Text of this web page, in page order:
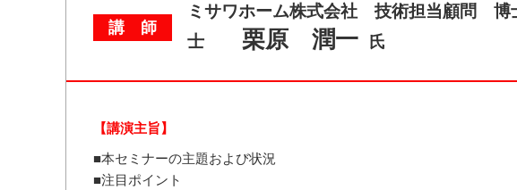
講 師
ミサワホーム株式会社 技術担当顧問
士
栗原 潤一 氏
【講演主旨】
■本セミナーの主題および状況
■注目ポイント